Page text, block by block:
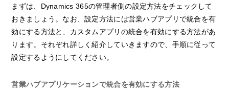
まずは、Dynamics 365の管理者側の設定方法をチェックして
おきましょう。なお、設定方法には営業ハブアプリで統合を有
効にする方法と、カスタムアプリの統合を有効にする方法があ
ります。それぞれ詳しく紹介していきますので、手順に従って
設定するようにしてください。
営業ハブアプリケーションで統合を有効にする方法